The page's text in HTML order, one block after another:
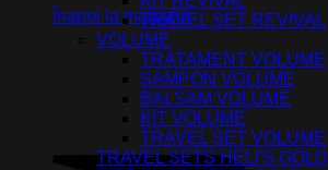
Înapoi la magazinTRAVEL SET REVIVAL
VOLUME
TRATAMENT VOLUME
SAMPON VOLUME
BALSAM VOLUME
KIT VOLUME
TRAVEL SET VOLUME
TRAVEL SETS HELI'S GOLD